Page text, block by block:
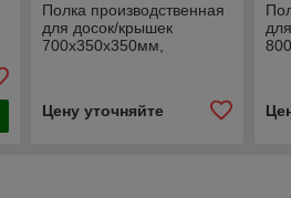
Полка производственная
для досок/крышек
700х350х350мм,
Цену уточняйте